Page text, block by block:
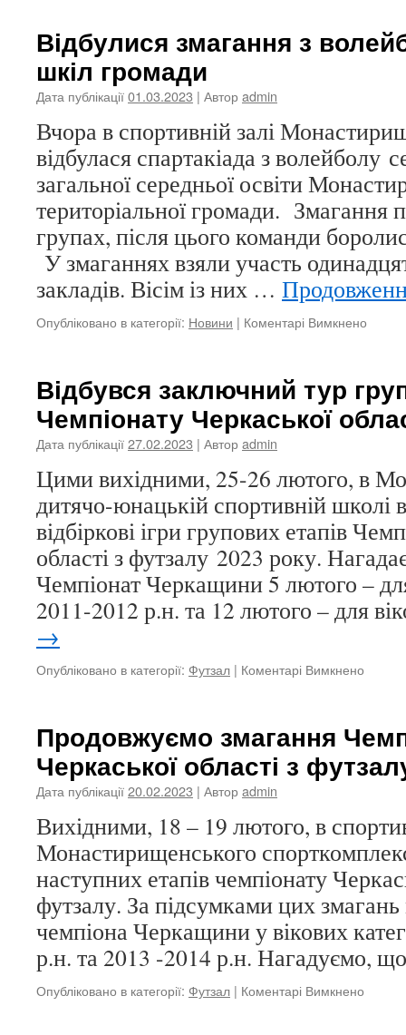
Відбулися змагання з
шкіл громади
Дата публікації01.03.2023 | Авторadmin
Вчора в спортивній залі
відбулася спартакіада з волейболу
загальної середньої освіти
територіальної громади. Змагання
групах, після цього команди
У змаганнях взяли участь
закладів. Вісім із них …
Опубліковано в категорії: Новини | Коментарі Вимкнено
серед
учнів
Відбувся заключний тур
Чемпіонату Черкаської
Дата публікації27.02.2023 | Авторadmin
Цими вихідними, 25-26 лютого, в
дитячо-юнацькій спортивній школі
відбіркові ігри групових етапів
області з футзалу 2023 року.
Чемпіонат Черкащини 5 лютого – для
2011-2012 р.н. та 12 лютого – для
→
Опубліковано в категорії: Футзал | Коментарі Вимкнено
етапів
з
Продовжуємо змагання
Черкаської області з
Дата публікації20.02.2023 | Авторadmin
Вихідними, 18 – 19 лютого, в
Монастирищенського
наступних етапів чемпіонату
футзалу. За підсумками цих
чемпіона Черкащини у вікових
р.н. та 2013 -2014 р.н. Нагадуємо,
Опубліковано в категорії: Футзал | Коментарі Вимкнено